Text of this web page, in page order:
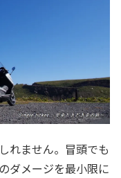
れません。冒頭でも
ダメージを最小限に